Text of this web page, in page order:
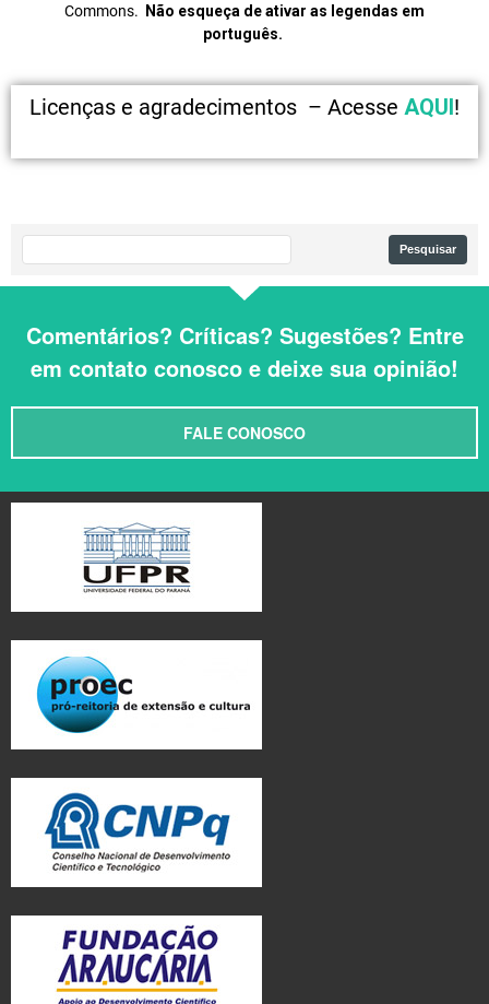
Commons. Não esqueça de ativar as legendas em
português.
Licenças e agradecimentos – Acesse AQUI!
Comentários? Críticas? Sugestões? Entre
em contato conosco e deixe sua opinião!
FALE CONOSCO